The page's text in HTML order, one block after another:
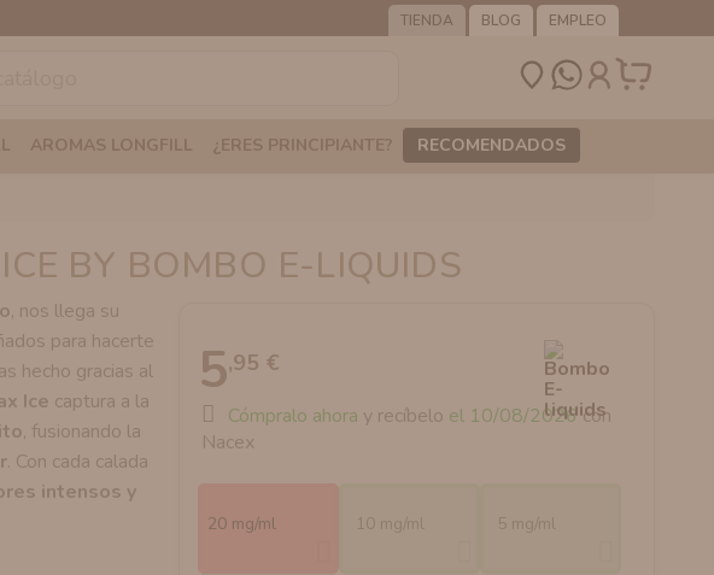
TIENDA BLOG EMPLEO
AROMAS LONGFILL ¿ERES PRINCIPIANTE? RECOMENDADOS
BY BOMBO E-LIQUIDS
, nos llega su
para hacerte
hecho gracias al
Ice captura a la
, fusionando la
. Con cada calada
intensos y
5,95 €
Cómpralo ahora y recíbelo el 10/08/2026con
Nacex
20 mg/ml 10 mg/ml 5 mg/ml